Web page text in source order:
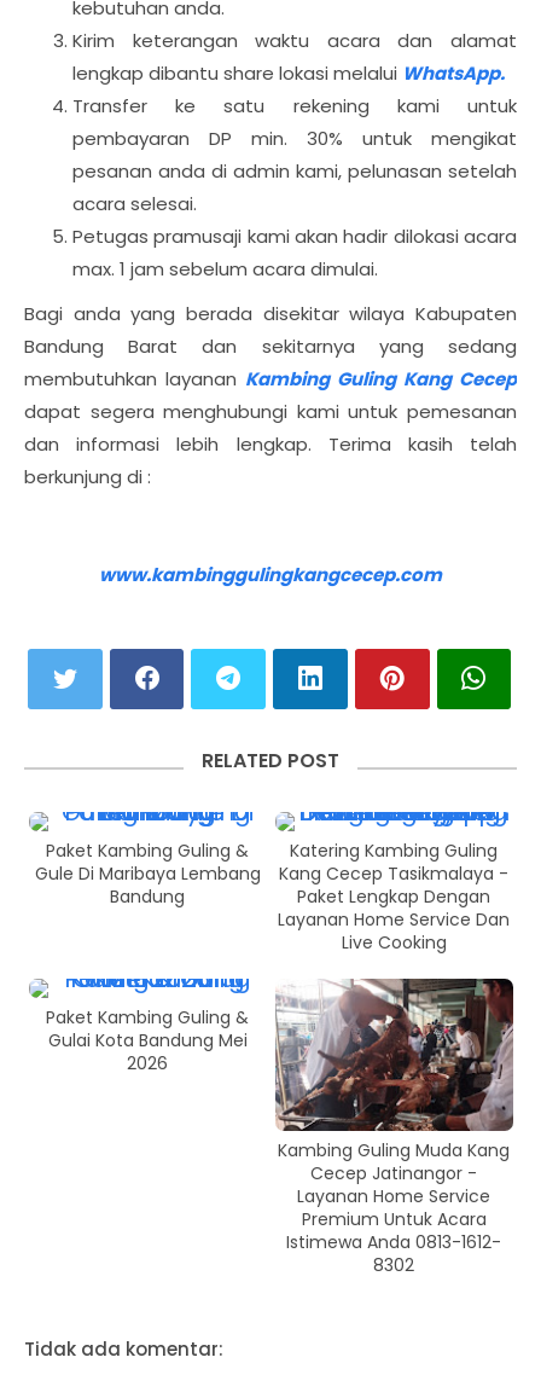
kebutuhan anda.
Kirim keterangan waktu acara dan alamat
lengkap dibantu share lokasi melalui WhatsApp.
Transfer ke satu rekening kami untuk
pembayaran DP min. 30% untuk mengikat
pesanan anda di admin kami, pelunasan setelah
acara selesai.
Petugas pramusaji kami akan hadir dilokasi acara
max. 1 jam sebelum acara dimulai.
Bagi anda yang berada disekitar wilaya Kabupaten
Bandung Barat dan sekitarnya yang sedang
membutuhkan layanan Kambing Guling Kang Cecep
dapat segera menghubungi kami untuk pemesanan
dan informasi lebih lengkap. Terima kasih telah
berkunjung di :
www.kambinggulingkangcecep.com
RELATED POST
Paket Kambing Guling &
Gule Di Maribaya Lembang
Bandung
Katering Kambing Guling
Kang Cecep Tasikmalaya -
Paket Lengkap Dengan
Layanan Home Service Dan
Live Cooking
Paket Kambing Guling &
Gulai Kota Bandung Mei
2026
Kambing Guling Muda Kang
Cecep Jatinangor -
Layanan Home Service
Premium Untuk Acara
Istimewa Anda 0813-1612-
8302
Tidak ada komentar: